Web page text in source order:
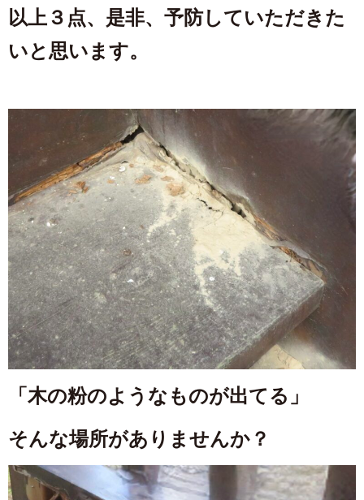
以上３点、是非、予防していただきた
いと思います。
「木の粉のようなものが出てる」
そんな場所がありませんか？